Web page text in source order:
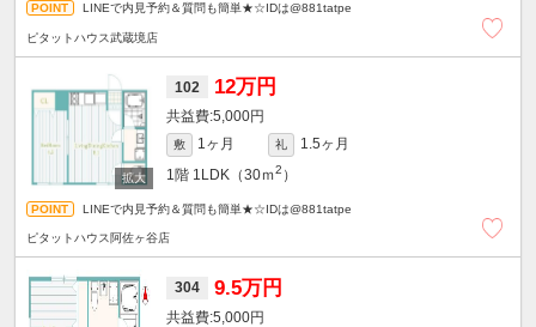
LINEで内見予約＆質問も簡単★☆IDは@881tatpe
ピタットハウス武蔵境店
102 12万円
5,000円
敷 1ヶ月 礼
1.5ヶ月
1階 1LDK（30ｍ2 ）
LINEで内見予約＆質問も簡単★☆IDは@881tatpe
ピタットハウス阿佐ヶ谷店
304 9.5万円
5,000円